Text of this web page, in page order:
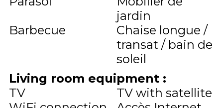
jardin
Barbecue
Chaise longue /
transat / bain de
soleil
Living room equipment :
TV
TV with satellite